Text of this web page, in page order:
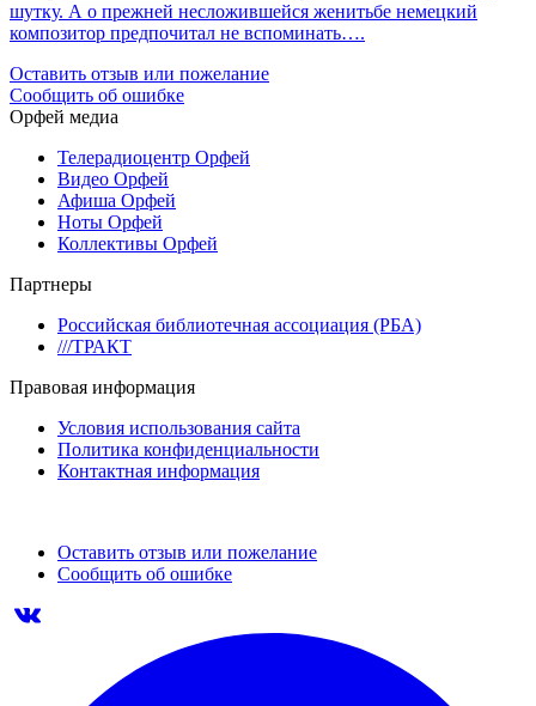
шутку. А о прежней несложившейся женитьбе немецкий
композитор предпочитал не вспоминать….
Оставить отзыв или пожелание
Сообщить об ошибке
Орфей медиа
Телерадиоцентр Орфей
Видео Орфей
Афиша Орфей
Ноты Орфей
Коллективы Орфей
Партнеры
Российская библиотечная ассоциация (РБА)
///ТРАКТ
Правовая информация
Условия использования сайта
Политика конфиденциальности
Контактная информация
Оставить отзыв или пожелание
Сообщить об ошибке